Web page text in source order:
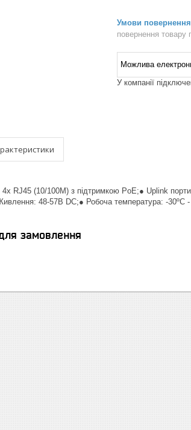
повернення товару
У компанії
4x RJ45 (10/100M) з підтримкою PoE;● Uplink
48-57В DC;● Робоча температура: -30ºC
замовлення